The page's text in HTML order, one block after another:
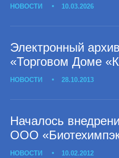
НОВОСТИ 10.03.2026
Электронный
«Торговом Доме
НОВОСТИ 28.10.2013
Началось
ООО
НОВОСТИ 10.02.2012